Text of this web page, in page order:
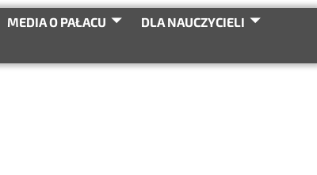
MEDIA O PAŁACU
DLA NAUCZYCIELI